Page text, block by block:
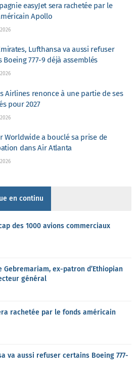
easyJet sera rachetée par le
Apollo
Lufthansa va aussi refuser
Boeing 777-9 déjà assemblés
Airlines renonce à une partie de ses
pour 2027
Worldwide a bouclé sa prise de
dans Air Atlanta
en continu
des 1000 avions commerciaux
Gebremariam, ex-patron d’Ethiopian
général
rachetée par le fonds américain
va aussi refuser certains Boeing 777-